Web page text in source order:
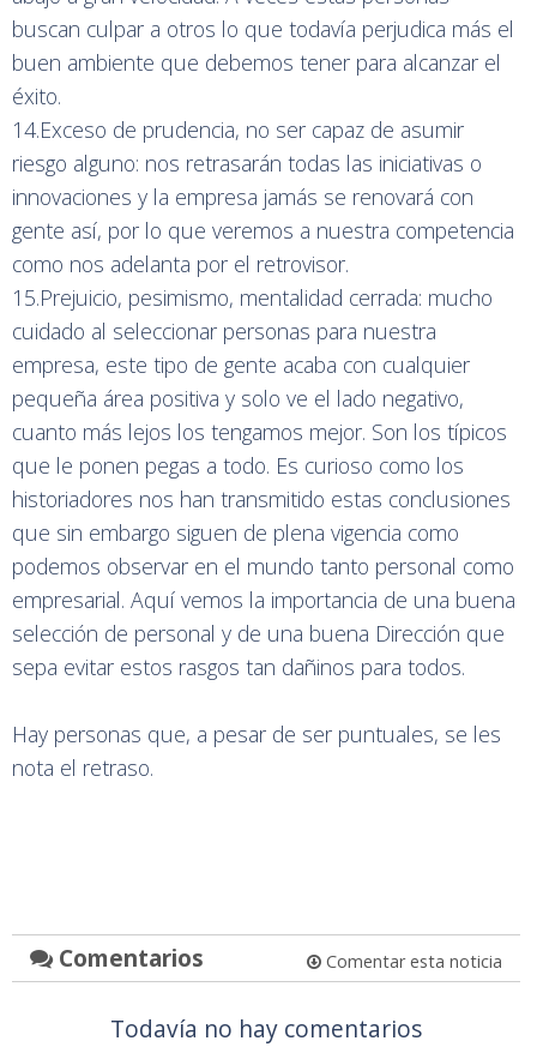
buscan culpar a otros lo que todavía perjudica más el
buen ambiente que debemos tener para alcanzar el
éxito.
14.Exceso de prudencia, no ser capaz de asumir
riesgo alguno: nos retrasarán todas las iniciativas o
innovaciones y la empresa jamás se renovará con
gente así, por lo que veremos a nuestra competencia
como nos adelanta por el retrovisor.
15.Prejuicio, pesimismo, mentalidad cerrada: mucho
cuidado al seleccionar personas para nuestra
empresa, este tipo de gente acaba con cualquier
pequeña área positiva y solo ve el lado negativo,
cuanto más lejos los tengamos mejor. Son los típicos
que le ponen pegas a todo. Es curioso como los
historiadores nos han transmitido estas conclusiones
que sin embargo siguen de plena vigencia como
podemos observar en el mundo tanto personal como
empresarial. Aquí vemos la importancia de una buena
selección de personal y de una buena Dirección que
sepa evitar estos rasgos tan dañinos para todos.
Hay personas que, a pesar de ser puntuales, se les
nota el retraso.
Comentarios Comentar esta noticia
Todavía no hay comentarios